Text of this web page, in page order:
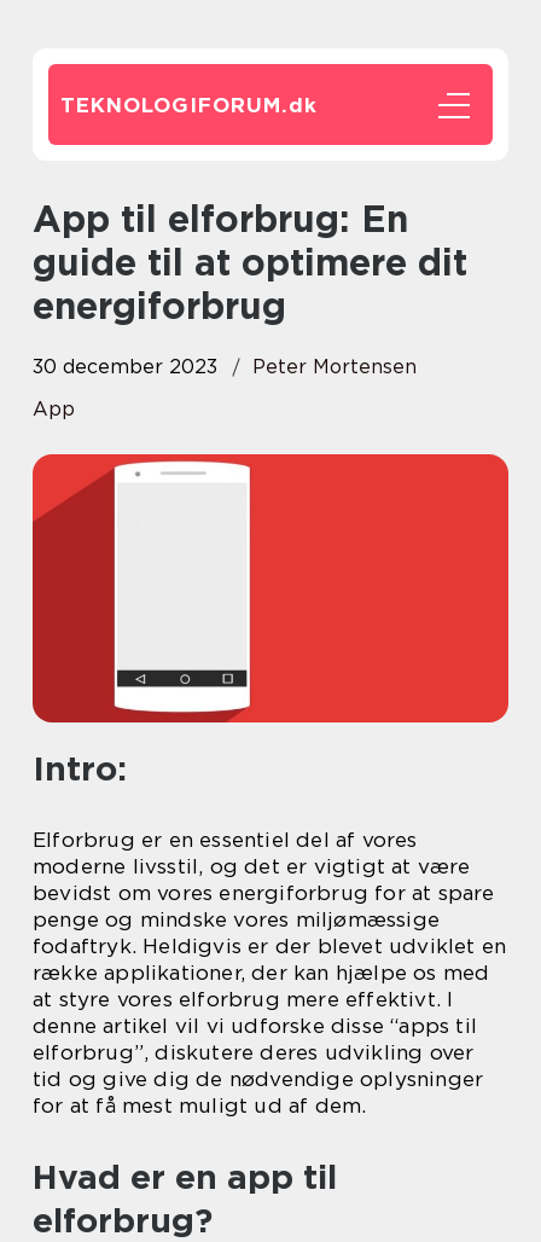
TEKNOLOGIFORUM.dk
App til elforbrug: En
guide til at optimere dit
energiforbrug
30 december 2023
Peter Mortensen
App
Intro:
Elforbrug er en essentiel del af vores
moderne livsstil, og det er vigtigt at være
bevidst om vores energiforbrug for at spare
penge og mindske vores miljømæssige
fodaftryk. Heldigvis er der blevet udviklet en
række applikationer, der kan hjælpe os med
at styre vores elforbrug mere effektivt. I
denne artikel vil vi udforske disse “apps til
elforbrug”, diskutere deres udvikling over
tid og give dig de nødvendige oplysninger
for at få mest muligt ud af dem.
Hvad er en app til
elforbrug?